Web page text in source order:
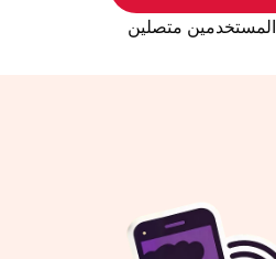
المستخدمين متصلين